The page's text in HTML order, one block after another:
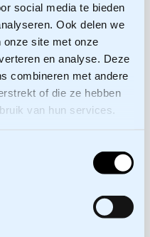
social media te bieden
Ook delen we
onze site met onze
en analyse. Deze
combineren met andere
of die ze hebben
van hun services.
en
politieke partij,
door directe
geven aan de
benoem het, ook
te geven in plaats
zal vinden!